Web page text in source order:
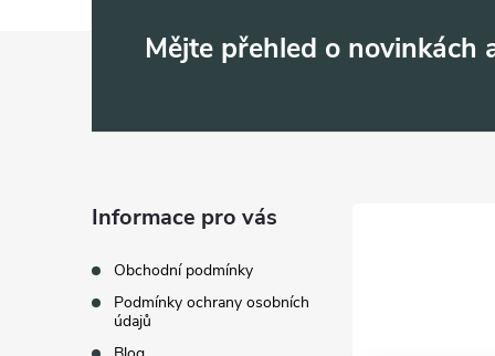
Mějte přehled o novinkách
Informace pro vás
Obchodní podmínky
Podmínky ochrany osobních
údajů